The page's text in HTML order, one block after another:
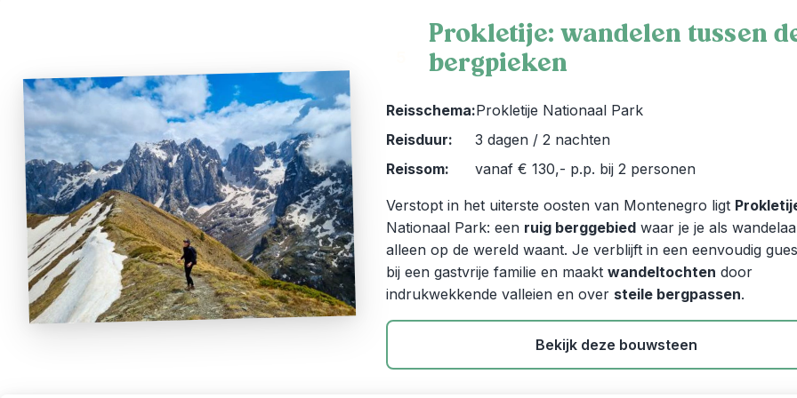
Prokletije: wandelen tussen
bergpieken
Reisschema:Prokletije Nationaal Park
Reisduur:
3 dagen / 2 nachten
Reissom:
vanaf € 130,- p.p. bij 2 personen
Verstopt in het uiterste oosten van Montenegro ligt
Nationaal Park: een ruig berggebied waar je je als
alleen op de wereld waant. Je verblijft in een eenvoudig
bij een gastvrije familie en maakt wandeltochten door
indrukwekkende valleien en over steile bergpassen.
Bekijk deze bouwsteen